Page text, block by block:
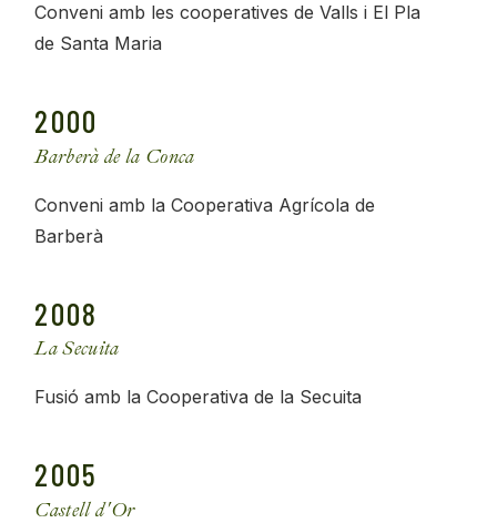
Conveni amb les cooperatives de Valls i El Pla
de Santa Maria
2000
Barberà de la Conca
Conveni amb la Cooperativa Agrícola de
Barberà
2008
La Secuita
Fusió amb la Cooperativa de la Secuita
2005
Castell d'Or